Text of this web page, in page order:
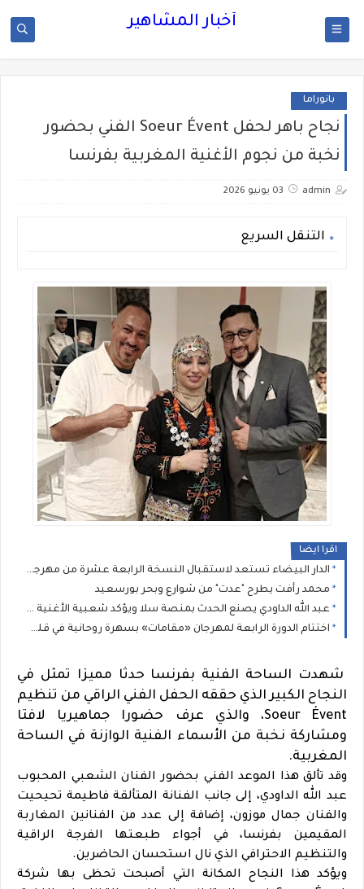
أخبار المشاهير
بانوراما
نجاح باهر لحفل Soeur Évent الفني بحضور
نخبة من نجوم الأغنية المغربية بفرنسا
admin 03 يونيو 2026
التنقل السريع
اقرا ايضا
الدار البيضاء تستعد لاستقبال النسخة الرابعة عشرة من مهرجان نجوم كناوة
محمد رأفت يطرح "عدت" من شوارع وبحر بورسعيد
عبد الله الداودي يصنع الحدث بمنصة سلا ويؤكد شعبية الأغنية المغربية في الدورة الـ21 لمهرجان موازين
اختتام الدورة الرابعة لمهرجان «مقامات» بسهرة روحانية في قلب المدينة العتيقة للدار البيضاء
شهدت الساحة الفنية بفرنسا حدثا مميزا تمثل في
النجاح الكبير الذي حققه الحفل الفني الراقي من تنظيم
Soeur Évent، والذي عرف حضورا جماهيريا لافتا
ومشاركة نخبة من الأسماء الفنية الوازنة في الساحة
المغربية.
وقد تألق هذا الموعد الفني بحضور الفنان الشعبي المحبوب
عبد الله الداودي، إلى جانب الفنانة المتألقة فاطيمة تحيحيت
والفنان جمال موزون، إضافة إلى عدد من الفنانين المغاربة
المقيمين بفرنسا، في أجواء طبعتها الفرجة الراقية
والتنظيم الاحترافي الذي نال استحسان الحاضرين.
ويؤكد هذا النجاح المكانة التي أصبحت تحظى بها شركة